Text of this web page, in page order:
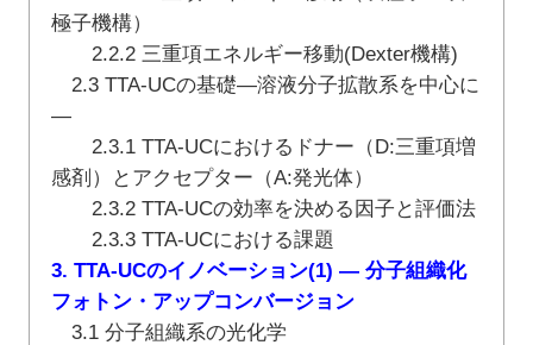
極子機構）
2.2.2 三重項エネルギー移動(Dexter機構)
2.3 TTA-UCの基礎―溶液分子拡散系を中心に
―
2.3.1 TTA-UCにおけるドナー（D:三重項増
感剤）とアクセプター（A:発光体）
2.3.2 TTA-UCの効率を決める因子と評価法
2.3.3 TTA-UCにおける課題
3. TTA-UCのイノベーション(1) ― 分子組織化
フォトン・アップコンバージョン
3.1 分子組織系の光化学